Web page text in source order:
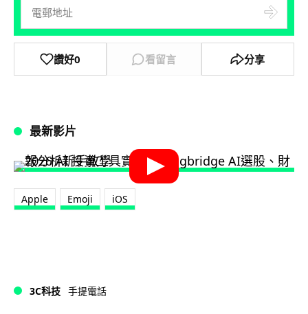
讚好0 看留言 分享
最新影片
Apple Emoji iOS
3C科技 手提電話